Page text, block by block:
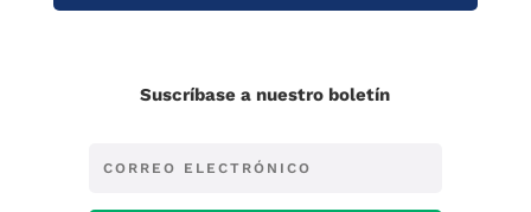
Suscríbase a nuestro boletín